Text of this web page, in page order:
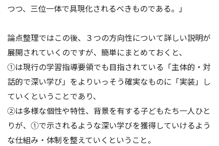
つつ、三位一体で具現化されるべきものである。」
論点整理ではこの後、３つの方向性について詳しい説明が
展開されていくのですが、簡単にまとめておくと、
①は現行の学習指導要領でも目指されている「主体的・対
話的で深い学び」をよりいっそう確実なものに「実装」し
ていくということであり、
②は多様な個性や特性、背景を有する子どもたち一人ひと
りが、①で示されるような深い学びを獲得していけるよう
な仕組み・体制を整えていくということ。